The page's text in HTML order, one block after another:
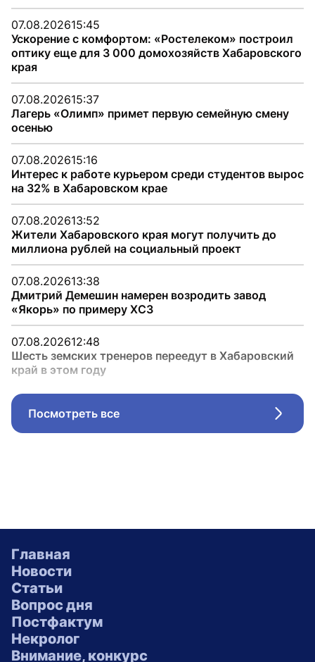
07.08.202615:45
Ускорение с комфортом: «Ростелеком» построил
оптику еще для 3 000 домохозяйств Хабаровского
края
07.08.202615:37
Лагерь «Олимп» примет первую семейную смену
осенью
07.08.202615:16
Интерес к работе курьером среди студентов вырос
на 32% в Хабаровском крае
07.08.202613:52
Жители Хабаровского края могут получить до
миллиона рублей на социальный проект
07.08.202613:38
Дмитрий Демешин намерен возродить завод
«Якорь» по примеру ХСЗ
07.08.202612:48
Шесть земских тренеров переедут в Хабаровский
край в этом году
Посмотреть все
Главная
Новости
Статьи
Вопрос дня
Постфактум
Некролог
Внимание, конкурс